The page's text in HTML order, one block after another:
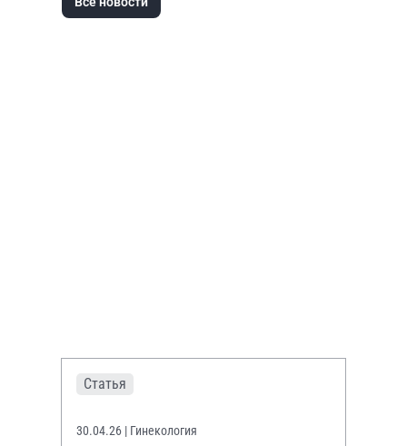
Статья
30.04.26 | Гинекология